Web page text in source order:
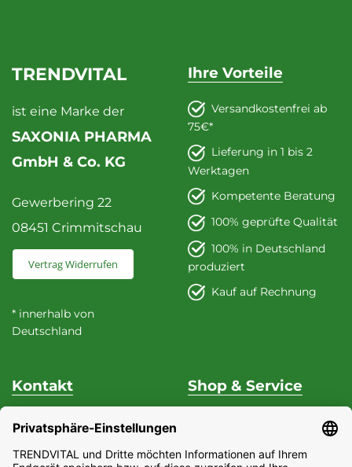
TRENDVITAL
ist eine Marke der
SAXONIA PHARMA
GmbH & Co. KG
Gewerbering 22
08451 Crimmitschau
Vertrag Widerrufen
* innerhalb von
Deutschland
Ihre Vorteile
Versandkostenfrei ab
75€*
Lieferung in 1 bis 2
Werktagen
Kompetente Beratung
100% geprüfte Qualität
100% in Deutschland
produziert
Kauf auf Rechnung
Kontakt
Unterstützung & Beratung
Fon +49 (0) 37 62 / 95 71 25
Shop & Service
Datenschutz